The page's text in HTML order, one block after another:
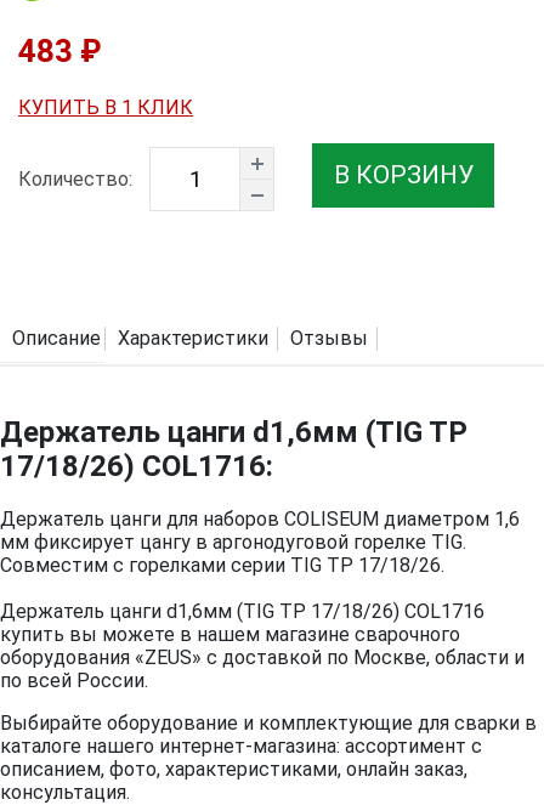
483 ₽
КУПИТЬ В 1 КЛИК
Количество: В КОРЗИНУ
Описание Характеристики Отзывы
Держатель цанги d1,6мм (TIG TP
17/18/26) COL1716:
Держатель цанги для наборов COLISEUM диаметром 1,6
мм фиксирует цангу в аргонодуговой горелке TIG.
Совместим с горелками серии TIG TP 17/18/26.
Держатель цанги d1,6мм (TIG TP 17/18/26) COL1716
купить вы можете в нашем магазине сварочного
оборудования «ZEUS» с доставкой по Москве, области и
по всей России.
Выбирайте оборудование и комплектующие для сварки в
каталоге нашего интернет-магазина: ассортимент с
описанием, фото, характеристиками, онлайн заказ,
консультация.